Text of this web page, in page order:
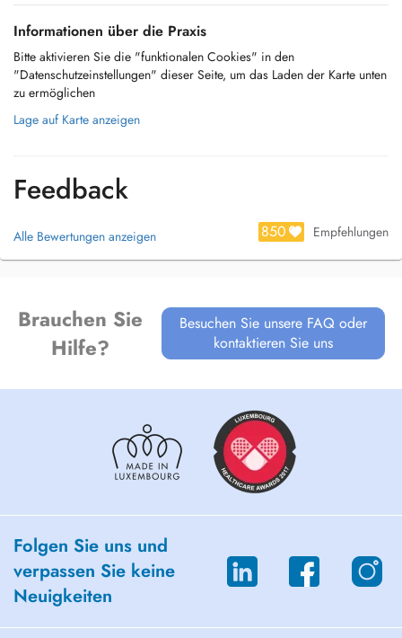
Informationen über die Praxis
Bitte aktivieren Sie die "funktionalen Cookies" in den
"Datenschutzeinstellungen" dieser Seite, um das Laden der Karte unten
zu ermöglichen
Lage auf Karte anzeigen
Feedback
Alle Bewertungen anzeigen 850 Empfehlungen
Brauchen Sie
Hilfe?
Besuchen Sie unsere FAQ oder
kontaktieren Sie uns
Folgen Sie uns und
verpassen Sie keine
Neuigkeiten